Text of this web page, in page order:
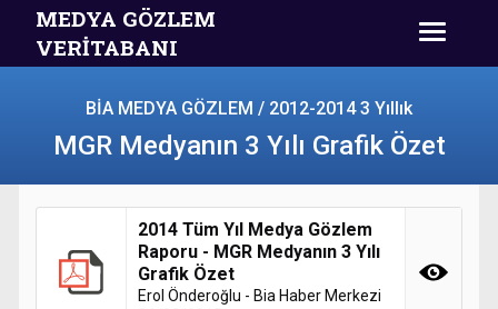
MEDYA GÖZLEM
VERİTABANI
BİA MEDYA GÖZLEM / 2012-2014 3 Yıllık
MGR Medyanın 3 Yılı Grafik Özet
2014 Tüm Yıl Medya Gözlem
Raporu - MGR Medyanın 3 Yılı
Grafik Özet
Erol Önderoğlu - Bia Haber Merkezi